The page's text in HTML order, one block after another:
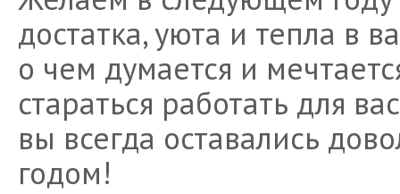
достатка, уюта и тепла в
о чем думается и
стараться работать для
вы всегда оставались
годом!